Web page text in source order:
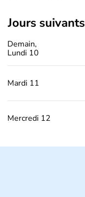
jours suivants
Demain,
Lundi 10
Mardi 11
Mercredi 12